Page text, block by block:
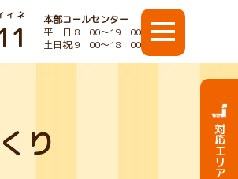
イネ
本部コールセンター
平 日 8：00〜19：00
土日祝 9：00〜18：00
り 対応エリア